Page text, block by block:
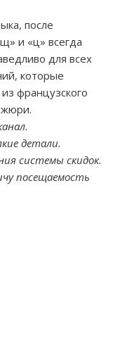
после
и «ц» всегда
для всех
которые
французского
детали.
системы скидок.
посещаемость